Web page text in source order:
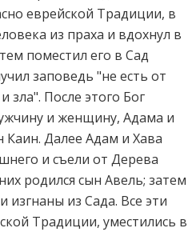
еврейской Традиции, в
из праха и вдохнул в
поместил его в Сад
заповедь "не есть от
зла". После этого Бог
и женщину, Адама и
Каин. Далее Адам и Хава
и съели от Дерева
родился сын Авель; затем
из Сада. Все эти
Традиции, уместились в